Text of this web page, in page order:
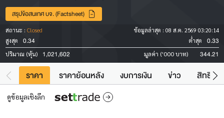
สรุปข้อสนเทศ บจ. (Factsheet)
สถานะ : Closed ข้อมูลล่าสุด : 08 ส.ค. 2569 03:20:14
สูงสุด
0.34 ต่ำสุด 0.33
ปริมาณ (หุ้น) 1,021,602 มูลค่า ('000 บาท) 344.21
ราคา ราคาย้อนหลัง งบการเงิน ข่าว สิทธิปร
ดูข้อมูลเชิงลึก